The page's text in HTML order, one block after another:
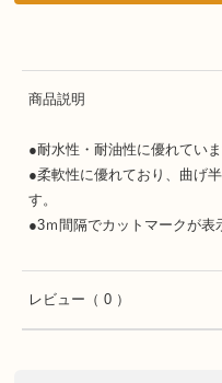
商品説明
●耐水性・耐油性に優れてい
●柔軟性に優れており、曲げ
す。
●3ｍ間隔でカットマークが表
レビュー （ 0 ）